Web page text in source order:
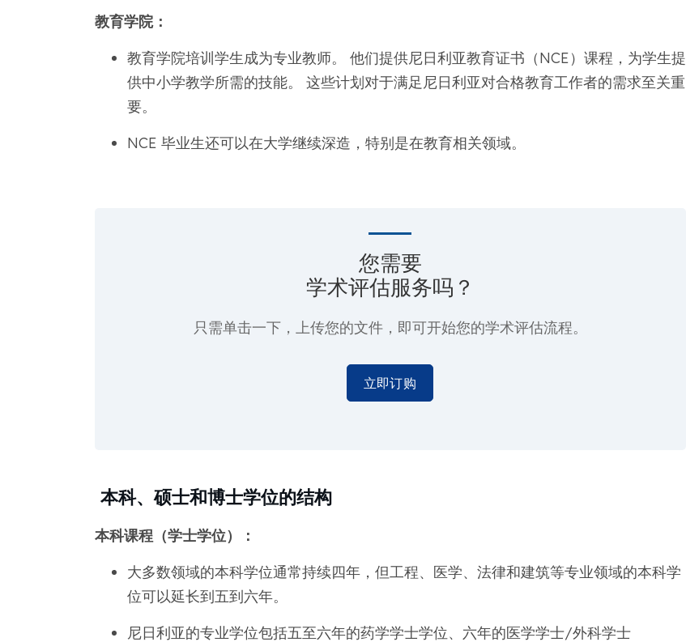
教育学院：
教育学院培训学生成为专业教师。 他们提供尼日利亚教育证书（NCE）课程，为学生提
供中小学教学所需的技能。 这些计划对于满足尼日利亚对合格教育工作者的需求至关重
要。
NCE 毕业生还可以在大学继续深造，特别是在教育相关领域。
您需要
学术评估服务吗？
只需单击一下，上传您的文件，即可开始您的学术评估流程。
立即订购
本科、硕士和博士学位的结构
本科课程（学士学位）：
大多数领域的本科学位通常持续四年，但工程、医学、法律和建筑等专业领域的本科学
位可以延长到五到六年。
尼日利亚的专业学位包括五至六年的药学学士学位、六年的医学学士/外科学士